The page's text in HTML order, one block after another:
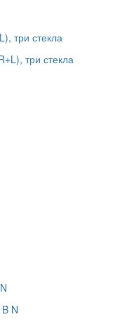
три стекла